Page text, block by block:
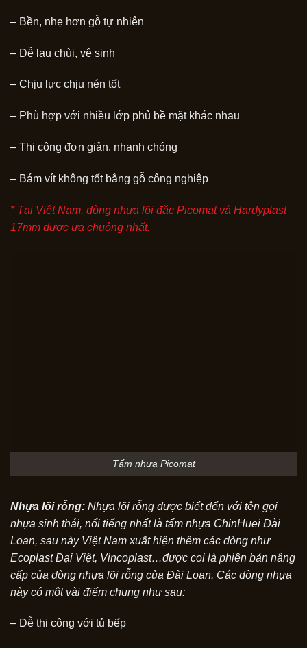
– Bền, nhẹ hơn gỗ tự nhiên
– Dễ lau chùi, vệ sinh
– Chịu lực chịu nén tốt
– Phù hợp với nhiều lớp phủ bề mặt khác nhau
– Thi công đơn giản, nhanh chóng
– Bám vít không tốt bằng gỗ công nghiệp
* Tại Việt Nam, dòng nhựa lõi đặc Picomat và Hardyplast
17mm được ưa chuộng nhất.
Tấm nhựa Picomat
Nhựa lõi rỗng: Nhựa lõi rỗng được biết đến với tên gọi
nhựa sinh thái, nổi tiếng nhất là tấm nhựa ChinHuei Đài
Loan, sau này Việt Nam xuất hiện thêm các dòng như
Ecoplast Đại Việt, Vincoplast…được coi là phiên bản nâng
cấp của dòng nhựa lõi rỗng của Đài Loan. Các dòng nhựa
này có một vài điểm chung như sau:
– Dễ thi công với tủ bếp